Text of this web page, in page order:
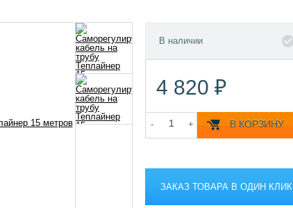
В наличии
4 820 ₽
- + В КОРЗИНУ
ЗАКАЗ ТОВАРА В ОДИН КЛИК